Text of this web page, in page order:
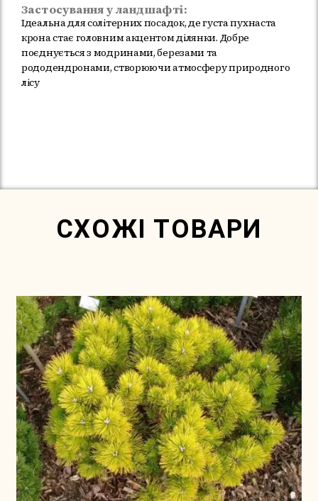
Застосування у ландшафті:
Ідеальна для солітерних посадок, де густа пухнаста
крона стає головним акцентом ділянки. Добре
поєднується з модринами, березами та
рододендронами, створюючи атмосферу природного
лісу
СХОЖІ ТОВАРИ